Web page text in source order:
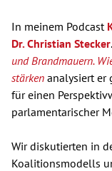
In meinem Podcast
Dr. Christian Stecker
und Brandmauern.
stärken analysiert er
für einen
parlamentarischer
Wir diskutierten in
Koalitionsmodells